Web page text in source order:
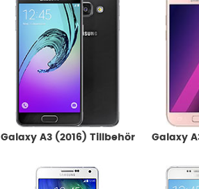
Galaxy A3 (2016) Tillbehör
Galaxy